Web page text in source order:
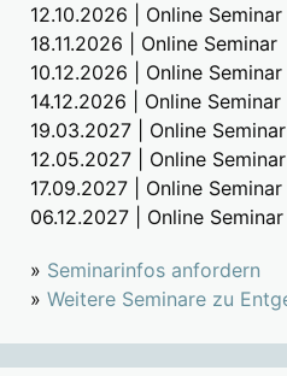
12.10.2026 | Online Seminar
18.11.2026 | Online Seminar
10.12.2026 | Online Seminar
14.12.2026 | Online Seminar
19.03.2027 | Online Seminar
12.05.2027 | Online Seminar
17.09.2027 | Online Seminar
06.12.2027 | Online Seminar
» Seminarinfos anfordern
» Weitere Seminare zu